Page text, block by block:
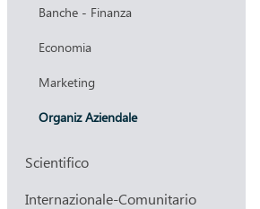
Banche - Finanza
Economia
Marketing
Organiz Aziendale
Scientifico
Internazionale-Comunitario